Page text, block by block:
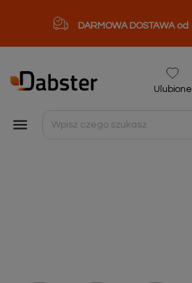
DARMOWA DOSTAWA od

Ulubione